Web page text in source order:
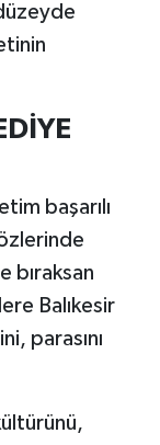
başarılı
bıraksan
Balıkesir
parasını